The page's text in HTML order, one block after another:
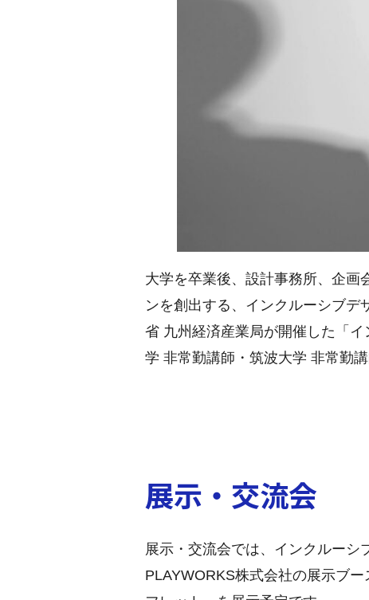
大学を卒業後、設計事務所、企画
ンを創出する、インクルーシブデ
省 九州経済産業局が開催した「
学 非常勤講師・筑波大学 非常勤
展示・交流会
展示・交流会では、インクルーシ
PLAYWORKS株式会社の展示ブ